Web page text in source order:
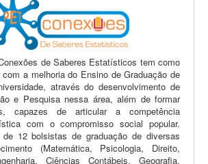
de Saberes Estatísticos tem como
a melhoria do Ensino de Graduação de
através do desenvolvimento de
e Pesquisa nessa área, além de formar
capazes de articular a competência
com o compromisso social popular.
12 bolsistas de graduação de diversas
(Matemática, Psicologia, Direito,
Ciências Contábeis, Geografia,